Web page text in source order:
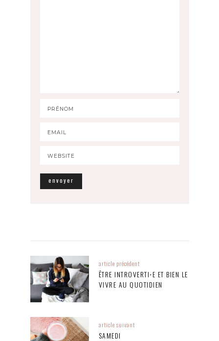
article précédent
ÊTRE INTROVERTI⋅E ET BIEN LE
VIVRE AU QUOTIDIEN
article suivant
SAMEDI